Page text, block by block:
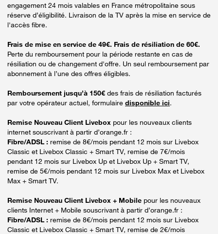
engagement 24 mois valables en France métropolitaine sous
réserve d’éligibilité. Livraison de la TV après la mise en service de
l'accès fibre.
Frais de mise en service de 49€. Frais de résiliation de 60€.
Perte du remboursement pour la période restante en cas de
résiliation ou de changement d'offre. Un seul remboursement par
abonnement à l’une des offres éligibles.
Remboursement jusqu’à 150€ des frais de résiliation facturés
par votre opérateur actuel, formulaire disponible ici.
Remise Nouveau Client Livebox pour les nouveaux clients
internet souscrivant à partir d’orange.fr :
Fibre/ADSL : remise de 8€/mois pendant 12 mois sur Livebox
Classic et Livebox Classic + Smart TV, remise de 7€/mois
pendant 12 mois sur Livebox Up et Livebox Up + Smart TV,
remise de 5€/mois pendant 12 mois sur Livebox Max et Livebox
Max + Smart TV.
Remise Nouveau Client Livebox + Mobile pour les nouveaux
clients Internet + Mobile souscrivant à partir d’orange.fr :
Fibre/ADSL : remise de 8€/mois pendant 12 mois sur Livebox
Classic et Livebox Classic + Smart TV, remise de 2€/mois